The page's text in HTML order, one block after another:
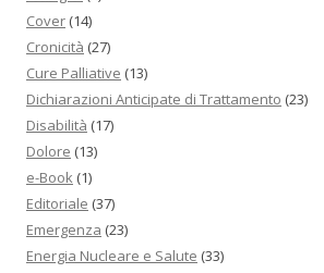
Cover (14)
Cronicità (27)
Cure Palliative (13)
Dichiarazioni Anticipate di Trattamento (23)
Disabilità (17)
Dolore (13)
e-Book (1)
Editoriale (37)
Emergenza (23)
Energia Nucleare e Salute (33)